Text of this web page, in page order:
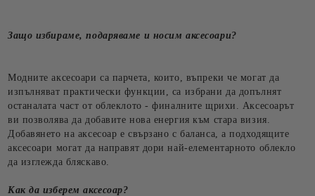
Защо избираме, подаряваме и носим аксесоари?
Модните аксесоари са парчета, които, въпреки че могат да
изпълняват практически функции, са избрани да допълнят
останалата част от облеклото - финалните щрихи. Аксесоарът
ви позволява да добавите нова енергия към стара визия.
Добавянето на аксесоар е свързано с баланса, а подходящите
аксесоари могат да направят дори най-елементарното облекло
да изглежда бляскаво.
Как да изберем аксесоар?